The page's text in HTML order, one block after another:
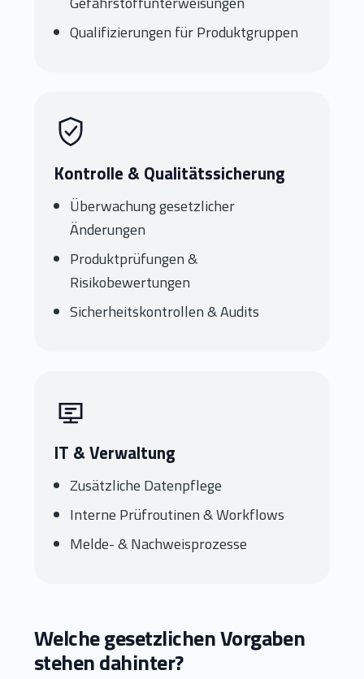
Qualifizierungen für Produktgruppen
Kontrolle & Qualitätssicherung
Überwachung gesetzlicher
Änderungen
Produktprüfungen &
Risikobewertungen
Sicherheitskontrollen & Audits
IT & Verwaltung
Zusätzliche Datenpflege
Interne Prüfroutinen & Workflows
Melde- & Nachweisprozesse
Welche gesetzlichen Vorgaben
stehen dahinter?